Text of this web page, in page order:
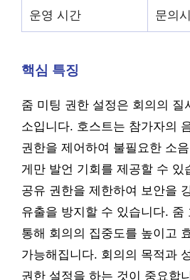
운영 시간 문의
핵심 특징
줌 미팅 권한 설정은 회의의 질
소입니다. 호스트는 참가자의
권한을 제어하여 불필요한 소
게만 발언 기회를 제공할 수 있
공유 권한을 제한하여 보안을
유출을 방지할 수 있습니다. 줌
통해 회의의 집중도를 높이고
가능해집니다. 회의의 목적과
권한 설정을 하는 것이 중요합